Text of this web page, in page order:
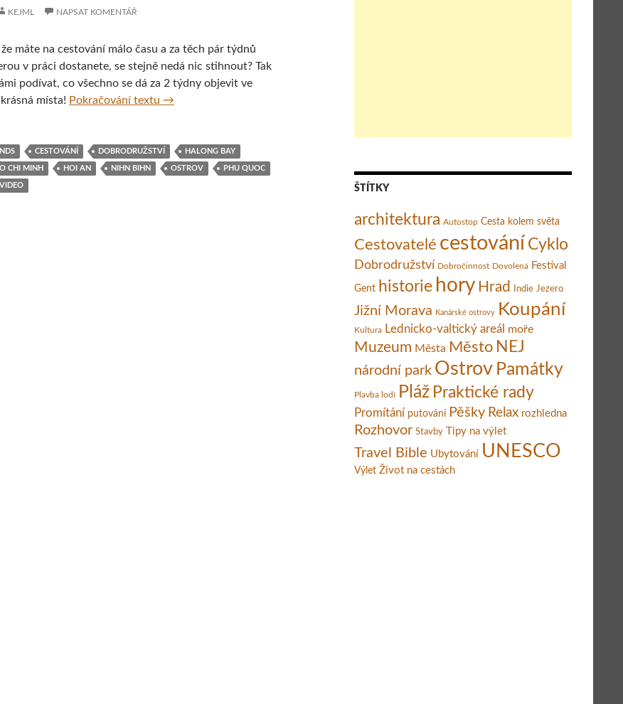
KEJML NAPSAT KOMENTÁŘ
máte na cestování málo času a za těch pár týdnů
v práci dostanete, se stejně nedá nic stihnout? Tak
podívat, co všechno se dá za 2 týdny objevit ve
místa! Pokračování textu Objevte krásy Vietnamu ve dvou týdnech (VIDEO)
→
CESTOVÁNÍ DOBRODRUŽSTVÍ HALONG BAY
CHI MINH HOI AN NIHN BIHN OSTROV PHU QUOC
VIDEO ŠTÍTKY
architektura Autostop Cesta kolem světa
Cestovatelé cestování Cyklo
Dobrodružství Dobročinnost Dovolená Festival
Gent historie hory Hrad Indie Jezero
Jižní Morava Kanárské ostrovy Koupání
Kultura Lednicko-valtický areál moře
Muzeum Města Město NEJ
národní park Ostrov Památky
Plavba lodí Pláž Praktické rady
Promítání putování Pěšky Relax rozhledna
Rozhovor Stavby Tipy na výlet
Travel Bible Ubytování UNESCO
Výlet Život na cestách